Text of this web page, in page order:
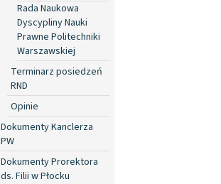
Rada Naukowa
Dyscypliny Nauki
Prawne Politechniki
Warszawskiej
Terminarz posiedzeń
RND
Opinie
Dokumenty Kanclerza
PW
Dokumenty Prorektora
ds. Filii w Płocku